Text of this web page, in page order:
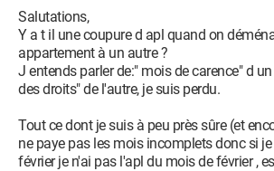
Salutations,
Y a t il une coupure d apl quand on
appartement à un autre ?
J entends parler de:" mois de carence" d
des droits" de l'autre, je suis perdu.
Tout ce dont je suis à peu près sûre (et
ne paye pas les mois incomplets donc si
février je n'ai pas l'apl du mois de février ,